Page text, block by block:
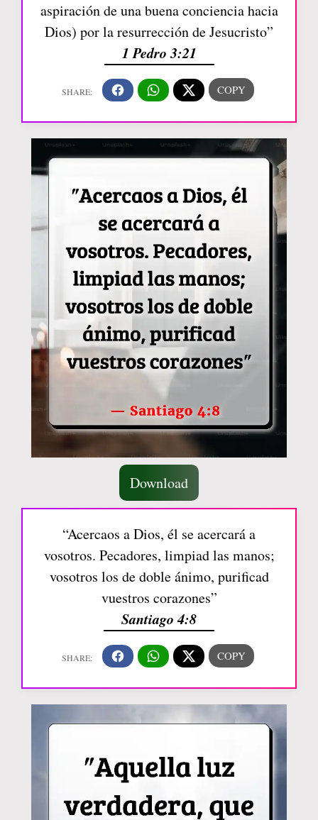
aspiración de una buena conciencia hacia
Dios) por la resurrección de Jesucristo”
1 Pedro 3:21
Download
“Acercaos a Dios, él se acercará a
vosotros. Pecadores, limpiad las manos;
vosotros los de doble ánimo, purificad
vuestros corazones”
Santiago 4:8